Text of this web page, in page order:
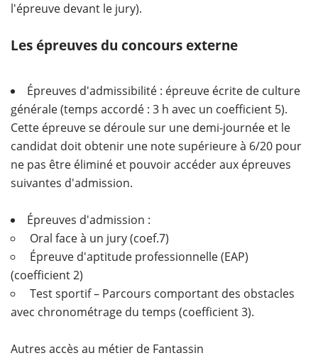
l'épreuve devant le jury).
Les épreuves du concours externe
Épreuves d'admissibilité : épreuve écrite de culture
générale (temps accordé : 3 h avec un coefficient 5).
Cette épreuve se déroule sur une demi-journée et le
candidat doit obtenir une note supérieure à 6/20 pour
ne pas être éliminé et pouvoir accéder aux épreuves
suivantes d'admission.
Épreuves d'admission :
Oral face à un jury (coef.7)
Épreuve d'aptitude professionnelle (EAP)
(coefficient 2)
Test sportif – Parcours comportant des obstacles
avec chronométrage du temps (coefficient 3).
Autres accès au métier de Fantassin